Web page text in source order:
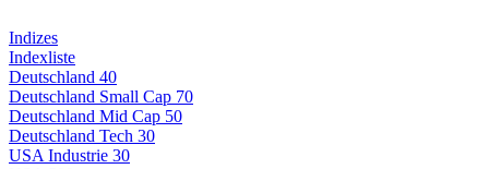
Indizes
Indexliste
Deutschland 40
Deutschland Small Cap 70
Deutschland Mid Cap 50
Deutschland Tech 30
USA Industrie 30